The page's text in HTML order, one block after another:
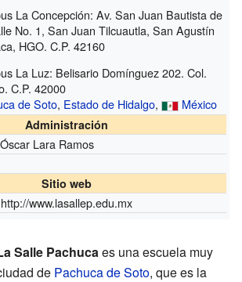
La Concepción: Av. San Juan Bautista de
No. 1, San Juan Tilcuautla, San Agustín
HGO. C.P. 42160
La Luz: Belisario Domínguez 202. Col.
C.P. 42000
de Soto, Estado de Hidalgo, México
Administración
Lara Ramos
Sitio web
http://www.lasallep.edu.mx
Salle Pachucaes una escuela muy
de Pachuca de Soto, que es la